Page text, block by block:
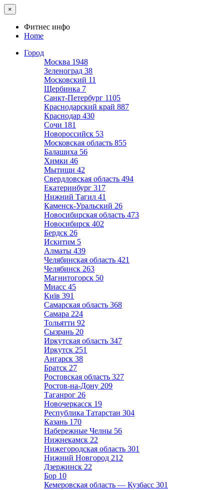
×
Фитнес инфо
Home
Город
Москва 1948
Зеленоград 38
Московский 11
Щербинка 7
Санкт-Петербург 1105
Краснодарский край 887
Краснодар 430
Сочи 181
Новороссийск 53
Московская область 855
Балашиха 56
Химки 46
Мытищи 42
Свердловская область 494
Екатеринбург 317
Нижний Тагил 41
Каменск-Уральский 26
Новосибирская область 473
Новосибирск 402
Бердск 26
Искитим 5
Алматы 439
Челябинская область 421
Челябинск 263
Магнитогорск 50
Миасс 45
Київ 391
Самарская область 368
Самара 224
Тольятти 92
Сызрань 20
Иркутская область 347
Иркутск 251
Ангарск 38
Братск 27
Ростовская область 327
Ростов-на-Дону 209
Таганрог 26
Новочеркасск 19
Республика Татарстан 304
Казань 170
Набережные Челны 56
Нижнекамск 22
Нижегородская область 301
Нижний Новгород 212
Дзержинск 22
Бор 10
Кемеровская область — Кузбасс 301